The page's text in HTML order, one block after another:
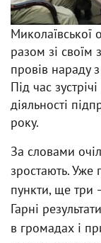
Миколаївської
разом зі
провів нараду
Під час
діяльності
року.
За словами
зростають. Уже
пункти, ще три
Гарні
в громадах і